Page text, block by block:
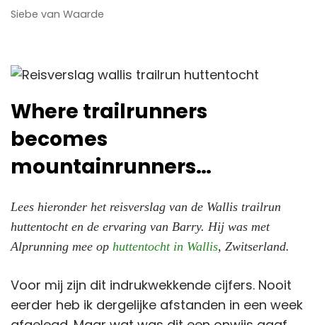
Siebe van Waarde
Where trailrunners
becomes
mountainrunners…
Lees hieronder het reisverslag van de Wallis trailrun
huttentocht en de ervaring van Barry. Hij was met
Alprunning mee op huttentocht in Wallis, Zwitserland.
Voor mij zijn dit indrukwekkende cijfers. Nooit
eerder heb ik dergelijke afstanden in een week